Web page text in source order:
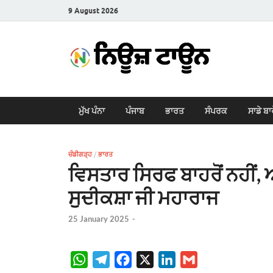
9 August 2026
ਮੁੱਖ ਪੰਨਾ ਪੰਜਾਬ ਭਾਰਤ ਸੰਪਰਕ ਸਾਡੇ
ਚੰਡੀਗੜ੍ਹ/ ਭਾਰਤ
ਵਿਸਤਾਰ ਸਿਰਫ ਬਾਹਰੋਂ
ਸੁਦੀਕਸ਼ਾ ਜੀ ਮਹਾਰਾਜ
25 January 2025 -
W